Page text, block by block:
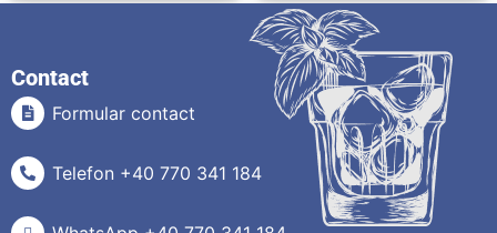
Contact
Formular contact
Telefon +40 770 341 184